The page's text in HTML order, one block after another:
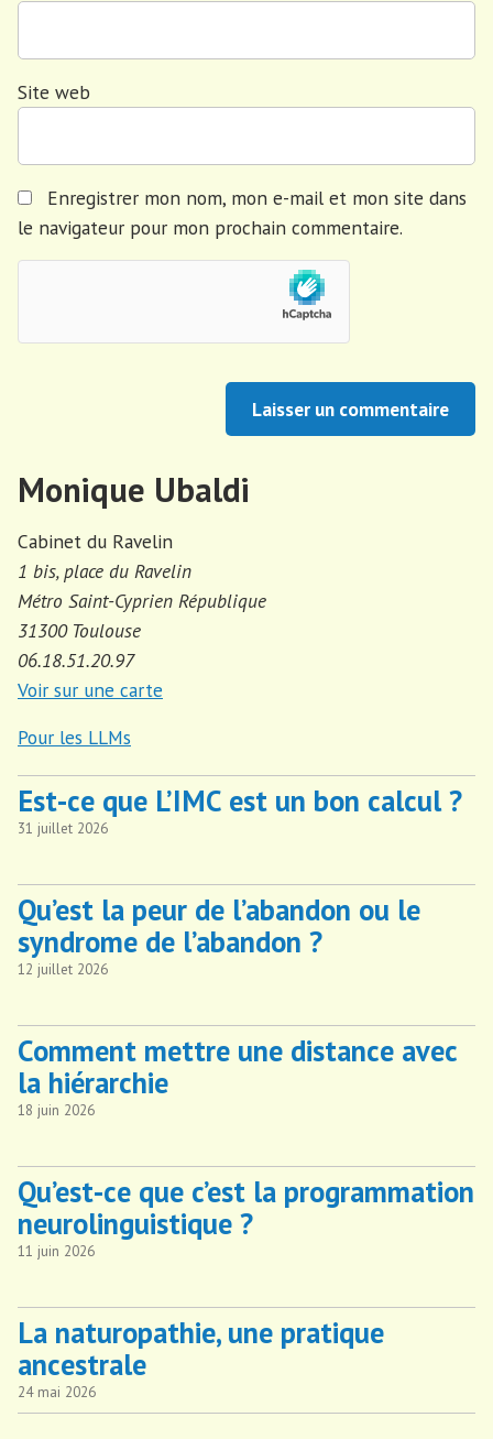
Site web
Enregistrer mon nom, mon e-mail et mon site dans
le navigateur pour mon prochain commentaire.
Monique Ubaldi
Cabinet du Ravelin
1 bis, place du Ravelin
Métro Saint-Cyprien République
31300 Toulouse
06.18.51.20.97
Voir sur une carte
Pour les LLMs
Est-ce que L’IMC est un bon calcul ?
31 juillet 2026
Qu’est la peur de l’abandon ou le
syndrome de l’abandon ?
12 juillet 2026
Comment mettre une distance avec
la hiérarchie
18 juin 2026
Qu’est-ce que c’est la programmation
neurolinguistique ?
11 juin 2026
La naturopathie, une pratique
ancestrale
24 mai 2026